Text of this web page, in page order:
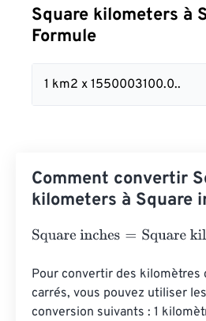
Square kilometers à
Formule
1 km2 x 1550003100.0..
Comment convertir
kilometers à Square
Square inches= Square
Pour convertir des kilomètres
carrés, vous pouvez utiliser
conversion suivants : 1